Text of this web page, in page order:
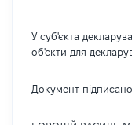
У суб'єкта
об'єкти для
Документ